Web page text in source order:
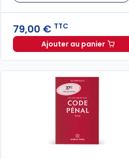
annoté. Édition limitée à
79,00 € TTC
Ajouter au panier
Code du